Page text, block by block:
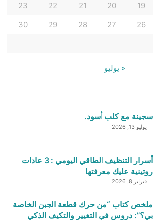
19
20
21
22
23
26
27
28
29
30
« يوليو
سجينة مع كلب أسود.
يوليو 13, 2026
أسرار التنظيف الطاقي اليومي : 3 عادات
روتينية عليك معرفتها
فبراير 8, 2026
ملخص كتاب “من حرك قطعة الجبن الخاصة
بي؟”: دروس في التغيير والتكيف الذكي